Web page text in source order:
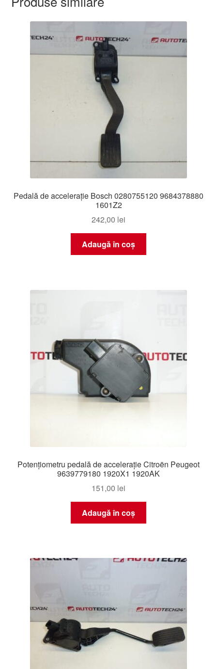
Pedală de accelerație Bosch 0280755120 9684378880
1601Z2
242,00 lei
Adaugă în coș
Potențiometru pedală de accelerație Citroën Peugeot
9639779180 1920X1 1920AK
151,00 lei
Adaugă în coș